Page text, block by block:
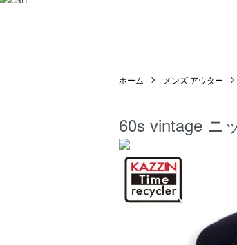
ホーム メンズ アウター
60s vintage ニ